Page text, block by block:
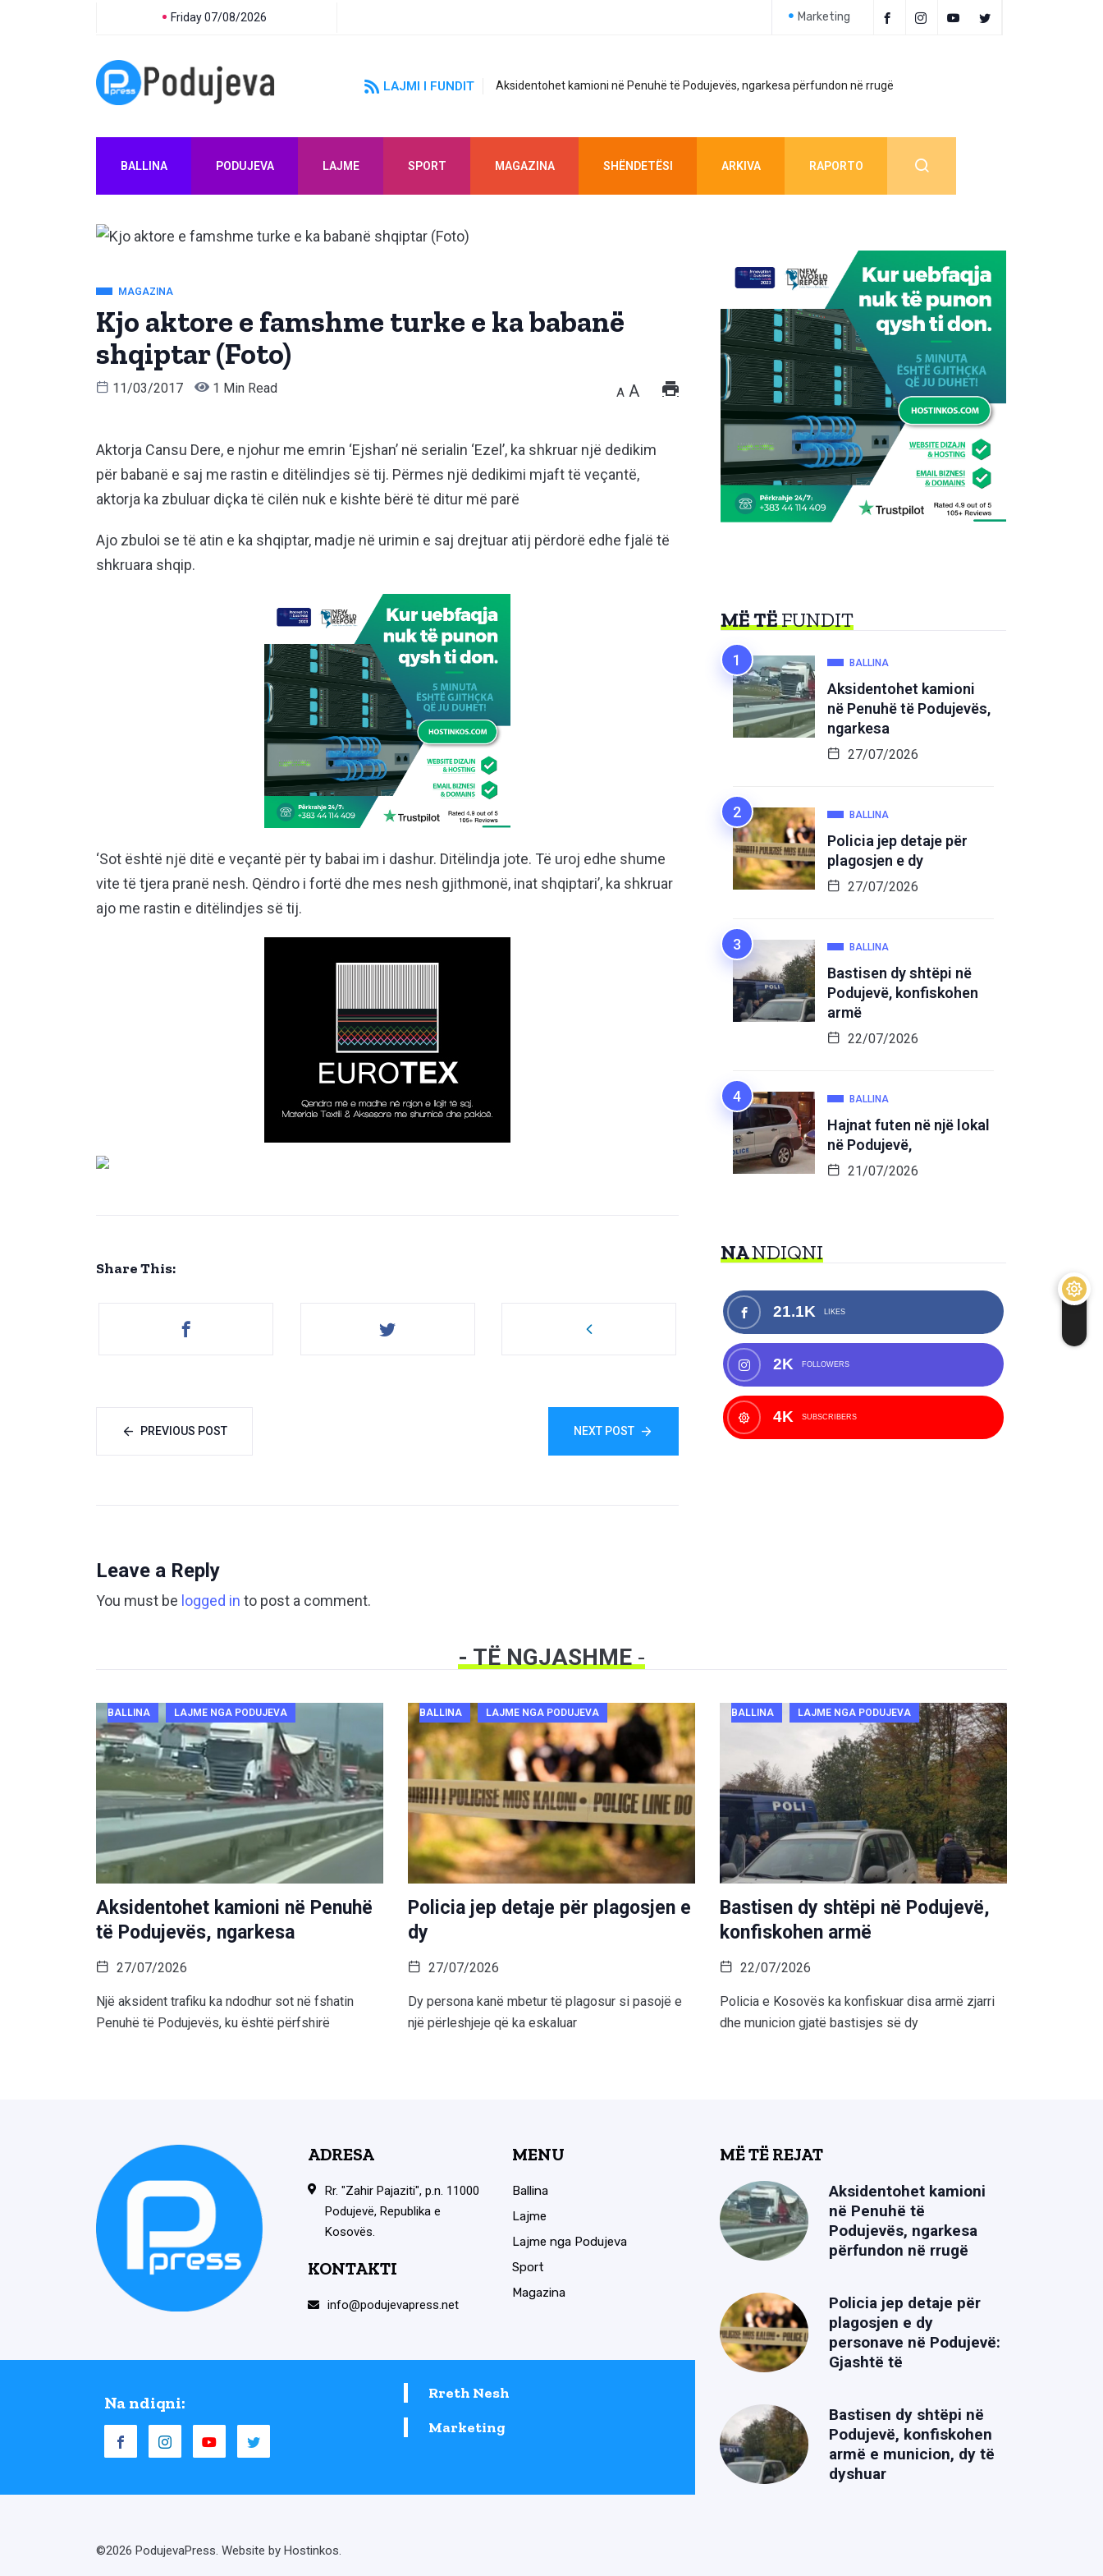
Friday 07/08/2026 Marketing
LAJMI I FUNDIT Aksidentohet kamioni në Penuhë të Podujevës, ngarkesa përfundon në rrugë
BALLINA PODUJEVA LAJME SPORT MAGAZINA SHËNDETËSI ARKIVA RAPORTO
MAGAZINA
Kjo aktore e famshme turke e ka babanë
shqiptar (Foto)
11/03/2017 1 Min Read A A
Aktorja Cansu Dere, e njohur me emrin ‘Ejshan’ në serialin ‘Ezel’, ka shkruar një dedikim
për babanë e saj me rastin e ditëlindjes së tij. Përmes një dedikimi mjaft të veçantë,
aktorja ka zbuluar diçka të cilën nuk e kishte bërë të ditur më parë
Ajo zbuloi se të atin e ka shqiptar, madje në urimin e saj drejtuar atij përdorë edhe fjalë të
shkruara shqip.
‘Sot është një ditë e veçantë për ty babai im i dashur. Ditëlindja jote. Të uroj edhe shume
vite të tjera pranë nesh. Qëndro i fortë dhe mes nesh gjithmonë, inat shqiptari’, ka shkruar
ajo me rastin e ditëlindjes së tij.
Share This:
PREVIOUS POST NEXT POST
Leave a Reply
You must be logged in to post a comment.
MË TËFUNDIT
BALLINA
Aksidentohet kamioni
në Penuhë të Podujevës,
ngarkesa
27/07/2026
BALLINA
Policia jep detaje për
plagosjen e dy
27/07/2026
BALLINA
Bastisen dy shtëpi në
Podujevë, konfiskohen
armë
22/07/2026
BALLINA
Hajnat futen në një lokal
në Podujevë,
21/07/2026
NANDIQNI
21.1K LIKES
2K FOLLOWERS
4K SUBSCRIBERS
- TË NGJASHME-
BALLINA LAJME NGA PODUJEVA
Aksidentohet kamioni në Penuhë
të Podujevës, ngarkesa
27/07/2026
Një aksident trafiku ka ndodhur sot në fshatin
Penuhë të Podujevës, ku është përfshirë
BALLINA LAJME NGA PODUJEVA
Policia jep detaje për plagosjen e
dy
27/07/2026
Dy persona kanë mbetur të plagosur si pasojë e
një përleshjeje që ka eskaluar
BALLINA LAJME NGA PODUJEVA
Bastisen dy shtëpi në Podujevë,
konfiskohen armë
22/07/2026
Policia e Kosovës ka konfiskuar disa armë zjarri
dhe municion gjatë bastisjes së dy
ADRESA
Rr. "Zahir Pajaziti", p.n. 11000
Podujevë, Republika e
Kosovës.
KONTAKTI
info@podujevapress.net
MENU
Ballina
Lajme
Lajme nga Podujeva
Sport
Magazina
Na ndiqni:
Rreth Nesh
Marketing
MË TË REJAT
Aksidentohet kamioni
në Penuhë të
Podujevës, ngarkesa
përfundon në rrugë
Policia jep detaje për
plagosjen e dy
personave në Podujevë:
Gjashtë të
Bastisen dy shtëpi në
Podujevë, konfiskohen
armë e municion, dy të
dyshuar
©2026 PodujevaPress. Website by Hostinkos.